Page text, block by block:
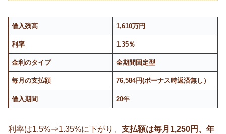
借入残高 1,610万円
利率 1.35％
金利のタイプ 全期間固定型
毎月の支払額 76,584円(ボーナス時返済無し）
借入期間 20年
利率は1.5%⇒1.35%に下がり、 支払額は毎月1,250円、年